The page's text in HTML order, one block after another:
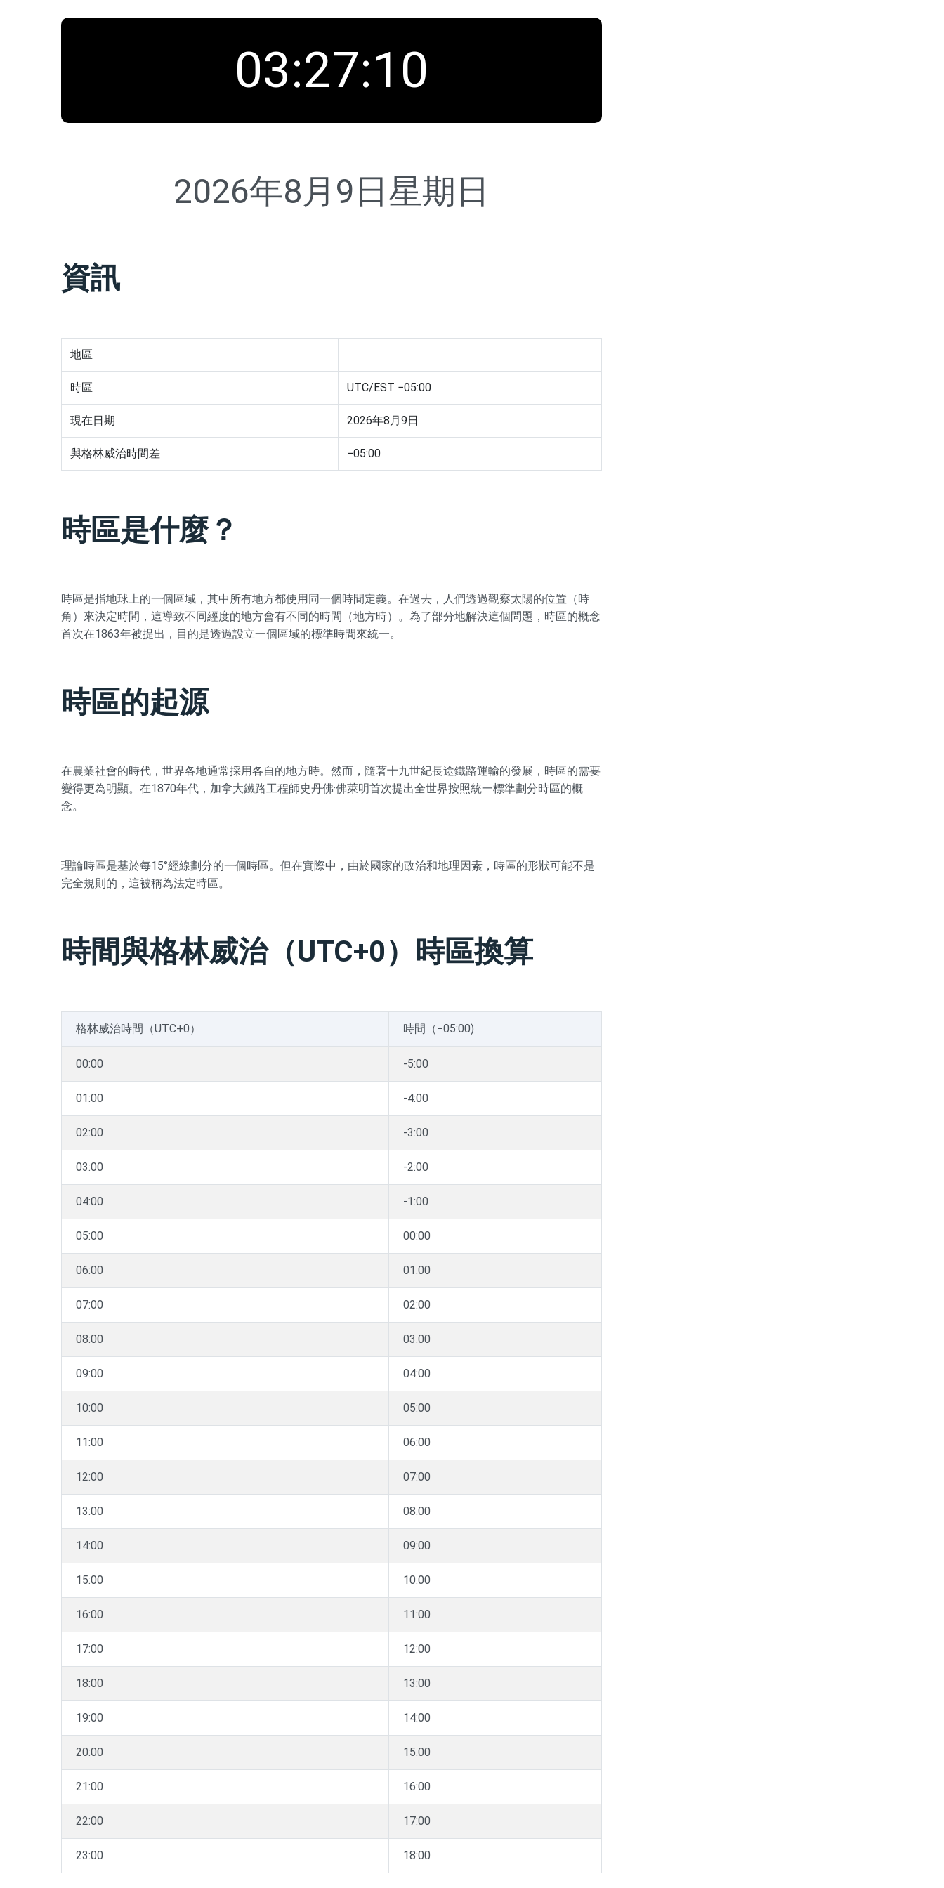
03:27:11
2026年8月9日星期日
資訊
地區
時區 UTC/EST −05:00
現在日期 2026年8月9日
與格林威治時間差 −05:00
時區是什麼？
時區是指地球上的一個區域，其中所有地方都使用同一個時間定義。在過去，人們透過觀察太陽的位置（時
角）來決定時間，這導致不同經度的地方會有不同的時間（地方時）。為了部分地解決這個問題，時區的概念
首次在1863年被提出，目的是透過設立一個區域的標準時間來統一。
時區的起源
在農業社會的時代，世界各地通常採用各自的地方時。然而，隨著十九世紀長途鐵路運輸的發展，時區的需要
變得更為明顯。在1870年代，加拿大鐵路工程師史丹佛·佛萊明首次提出全世界按照統一標準劃分時區的概
念。
理論時區是基於每15°經線劃分的一個時區。但在實際中，由於國家的政治和地理因素，時區的形狀可能不是
完全規則的，這被稱為法定時區。
時間與格林威治（UTC+0）時區換算
格林威治時間（UTC+0） 時間（−05:00)
00:00 -5:00
01:00 -4:00
02:00 -3:00
03:00 -2:00
04:00 -1:00
05:00 00:00
06:00 01:00
07:00 02:00
08:00 03:00
09:00 04:00
10:00 05:00
11:00 06:00
12:00 07:00
13:00 08:00
14:00 09:00
15:00 10:00
16:00 11:00
17:00 12:00
18:00 13:00
19:00 14:00
20:00 15:00
21:00 16:00
22:00 17:00
23:00 18:00